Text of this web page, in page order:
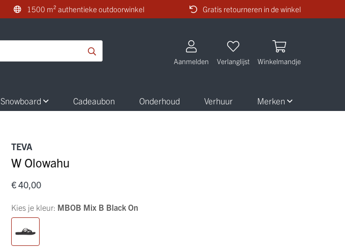
1500 m² authentieke outdoorwinkel Gratis retourneren in de winkel
Aanmelden Verlanglijst Winkelmandje
Snowboard Cadeaubon Onderhoud Verhuur Merken
TEVA
W Olowahu
€ 40,00
Kies je kleur: MBOB Mix B Black On